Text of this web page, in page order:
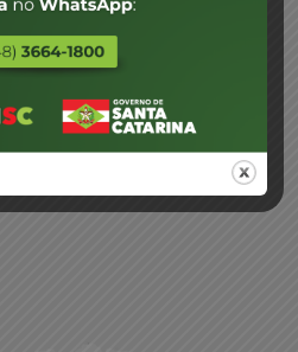
- 480
SC